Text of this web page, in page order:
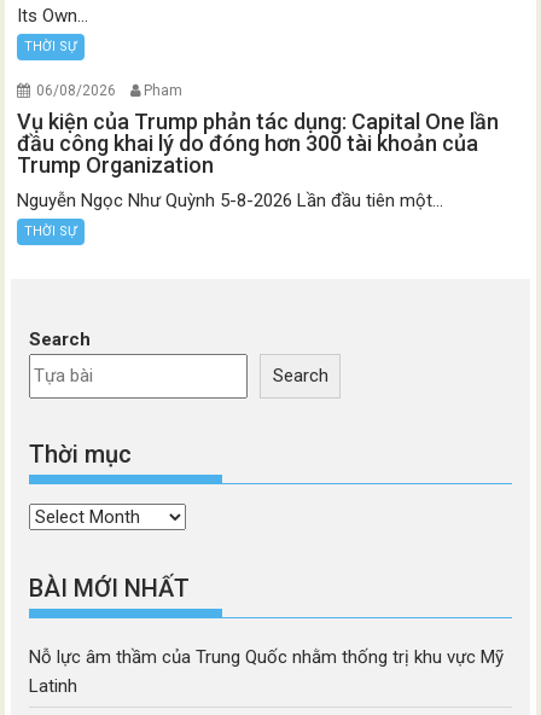
Its Own...
THỜI SỰ
06/08/2026 Pham
Vụ kiện của Trump phản tác dụng: Capital One lần
đầu công khai lý do đóng hơn 300 tài khoản của
Trump Organization
Nguyễn Ngọc Như Quỳnh 5-8-2026 Lần đầu tiên một...
THỜI SỰ
Search
Search
Thời mục
Thời
BÀI MỚI NHẤT
Nỗ lực âm thầm của Trung Quốc nhằm thống trị khu vực Mỹ
Latinh